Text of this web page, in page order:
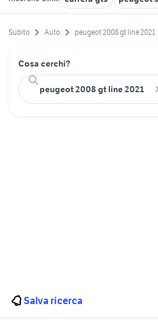
Subito Auto peugeot 2008 gt line 2021
Cosa cerchi?
Salva ricerca